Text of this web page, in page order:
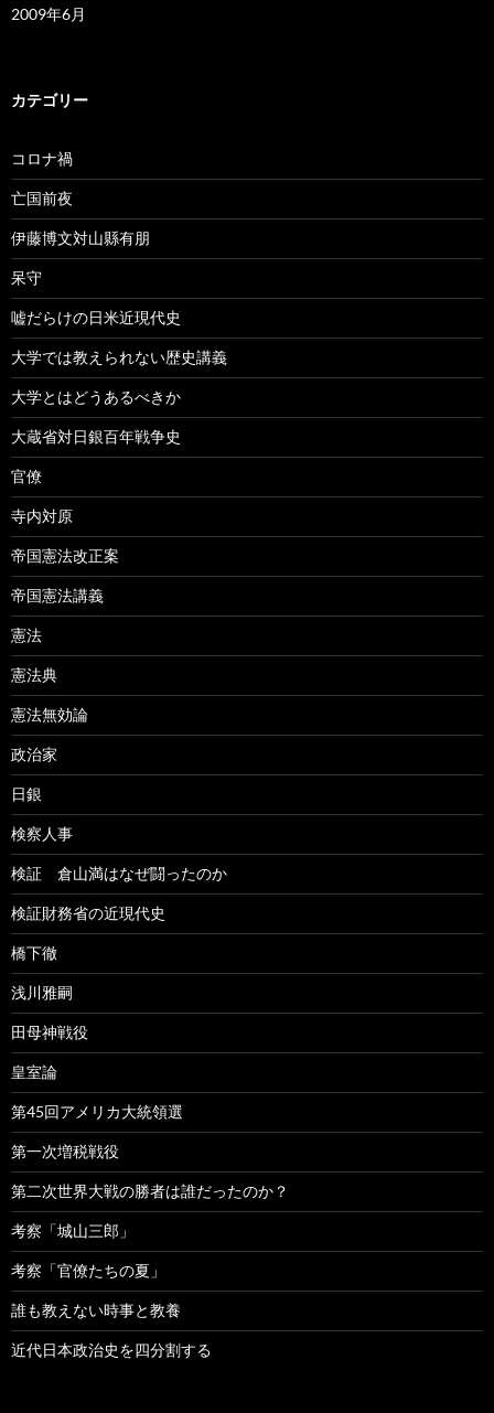
2009年6月
カテゴリー
コロナ禍
亡国前夜
伊藤博文対山縣有朋
呆守
嘘だらけの日米近現代史
大学では教えられない歴史講義
大学とはどうあるべきか
大蔵省対日銀百年戦争史
官僚
寺内対原
帝国憲法改正案
帝国憲法講義
憲法
憲法典
憲法無効論
政治家
日銀
検察人事
検証 倉山満はなぜ闘ったのか
検証財務省の近現代史
橋下徹
浅川雅嗣
田母神戦役
皇室論
第45回アメリカ大統領選
第一次増税戦役
第二次世界大戦の勝者は誰だったのか？
考察「城山三郎」
考察「官僚たちの夏」
誰も教えない時事と教養
近代日本政治史を四分割する